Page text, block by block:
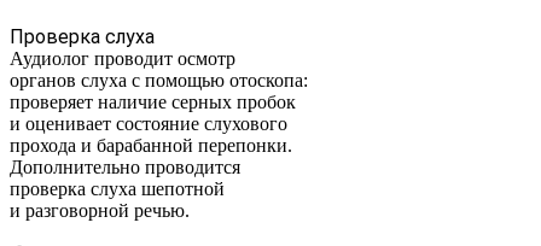
Проверка слуха
Аудиолог проводит осмотр
органов слуха с помощью отоскопа:
проверяет наличие серных пробок
и оценивает состояние слухового
прохода и барабанной перепонки.
Дополнительно проводится
проверка слуха шепотной
и разговорной речью.